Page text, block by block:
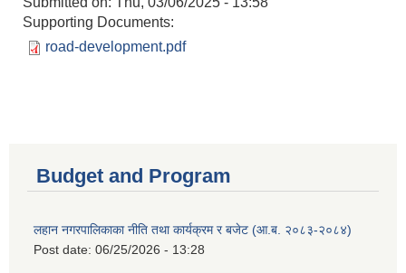
Supporting Documents:
road-development.pdf
Budget and Program
लहान नगरपालिकाका नीति तथा कार्यक्रम र बजेट (आ.ब. २०८३-२०८४)
Post date: 06/25/2026 - 13:28